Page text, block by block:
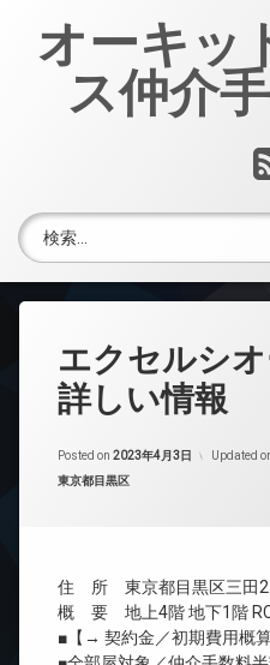
オーキッ
ス仲介
エクセルシ
詳しい情報
Posted on 2023年4月3日 Updated
カテゴリー:
東京都目黒区
住 所 東京都目黒区三田
概 要 地上4階 地下1階
■【→ 契約金／初期費用概